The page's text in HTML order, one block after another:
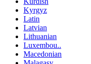
Kyrgyz
Latin
Latvian
Lithuanian
Luxembou..
Macedonian